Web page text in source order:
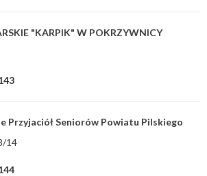
"KARPIK" W POKRZYWNICY
Przyjaciół Seniorów Powiatu Pilskiego
14